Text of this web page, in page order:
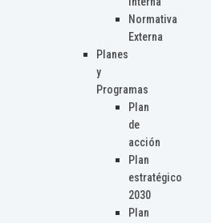
Normativa
Externa
Planes
y
Programas
Plan
de
acción
Plan
estratégico
2030
Plan